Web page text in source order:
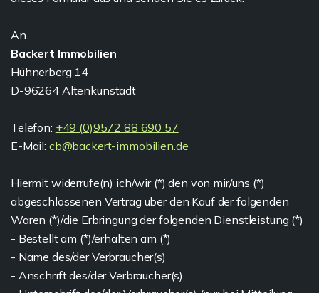
An
Backert Immobilien
Hühnerberg 14
D-96264 Altenkunstadt
Telefon: +49 (0)9572 88 690 57
E-Mail: cb@backert-immobilien.de
Hiermit widerrufe(n) ich/wir (*) den von mir/uns (*)
abgeschlossenen Vertrag über den Kauf der folgenden
Waren (*)/die Erbringung der folgenden Dienstleistung (*)
- Bestellt am (*)/erhalten am (*)
- Name des/der Verbraucher(s)
- Anschrift des/der Verbraucher(s)